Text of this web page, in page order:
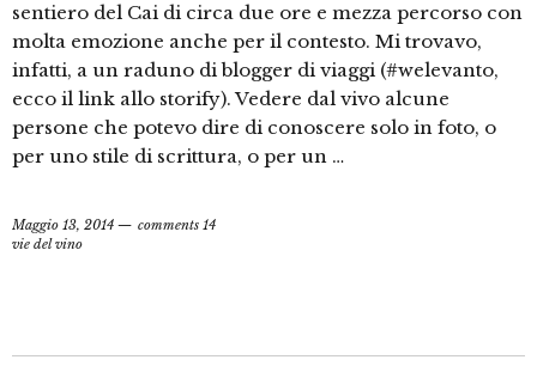
sentiero del Cai di circa due ore e mezza percorso con
molta emozione anche per il contesto. Mi trovavo,
infatti, a un raduno di blogger di viaggi (#welevanto,
ecco il link allo storify). Vedere dal vivo alcune
persone che potevo dire di conoscere solo in foto, o
per uno stile di scrittura, o per un …
Maggio 13, 2014
comments 14
vie del vino